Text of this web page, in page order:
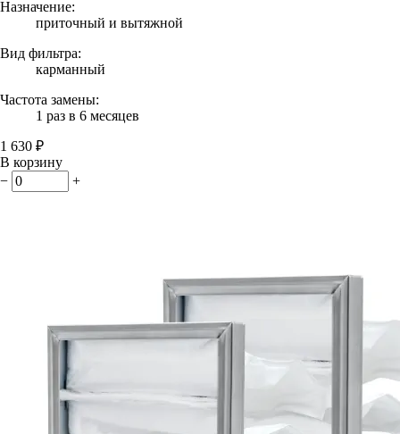
Назначение:
приточный и вытяжной
Вид фильтра:
карманный
Частота замены:
1 раз в 6 месяцев
1 630 ₽
В корзину
−
+